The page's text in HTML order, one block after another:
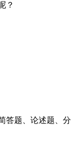
？
答题、论述题、分